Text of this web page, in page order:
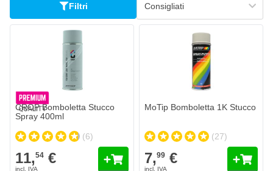
Filtri
CROP Bomboletta Stucco
Spray 400ml
(6)
11,54 €
MoTip Bomboletta 1K Stucco
(27)
7,99 €